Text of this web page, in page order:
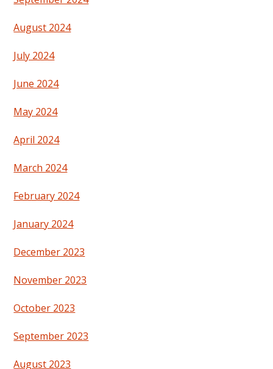
August 2024
July 2024
June 2024
May 2024
April 2024
March 2024
February 2024
January 2024
December 2023
November 2023
October 2023
September 2023
August 2023